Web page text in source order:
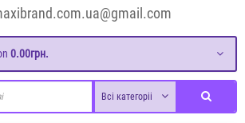
0.00грн.
Всі категоріі